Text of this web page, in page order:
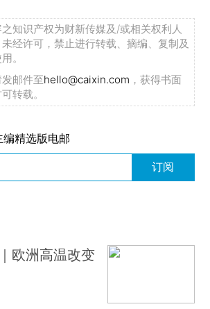
知识产权为财新传媒及/或相关权利人
经许可，禁止进行转载、摘编、复制及
。
邮件至hello@caixin.com ，获得书面
转载。
精选版电邮
订阅
欧洲高温改变